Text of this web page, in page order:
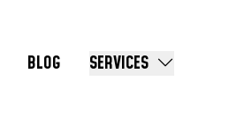
BLOG SERVICES